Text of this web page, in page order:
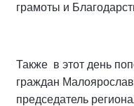
грамоты и
Также в этот день
граждан
председатель